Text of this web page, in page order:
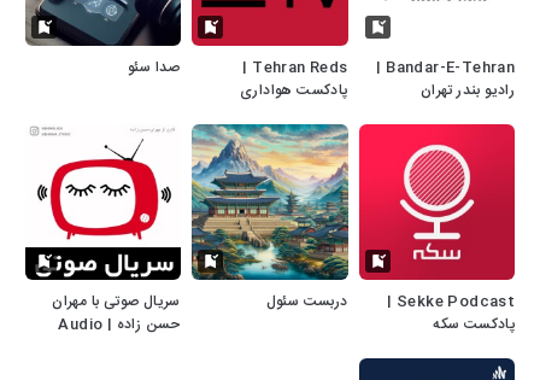
Bandar-E-Tehran |
رادیو بندر تهران
Tehran Reds |
پادکست هواداری
صدا سئو
Sekke Podcast |
پادکست سکه
دربست سئول
سریال صوتی با مهران
حسن زاده | Audio